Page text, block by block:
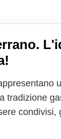
tradizione
condivisi,
di vino o